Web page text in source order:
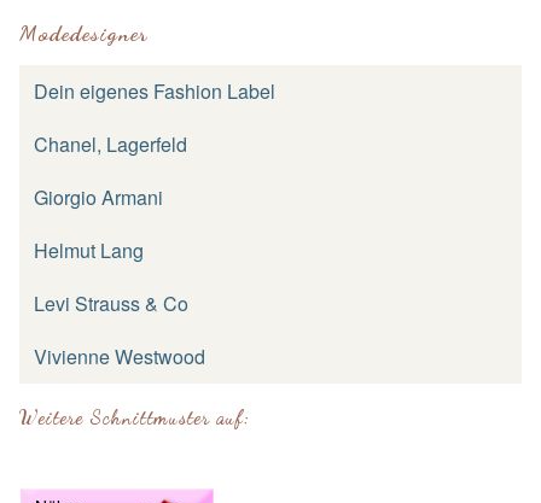
Modedesigner
Dein eigenes Fashion Label
Chanel, Lagerfeld
Giorgio Armani
Helmut Lang
Levi Strauss & Co
Vivienne Westwood
Weitere Schnittmuster auf: